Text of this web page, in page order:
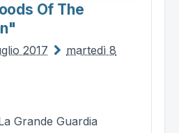
Of The
2017
martedì 8
Grande Guardia